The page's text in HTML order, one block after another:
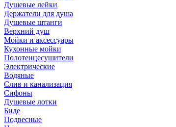
Душевые лейки
Держатели для душа
Душевые штанги
Верхний душ
Мойки и аксессуары
Кухонные мойки
Полотенцесушители
Электрические
Водяные
Слив и канализация
Сифоны
Душевые лотки
Биде
Подвесные